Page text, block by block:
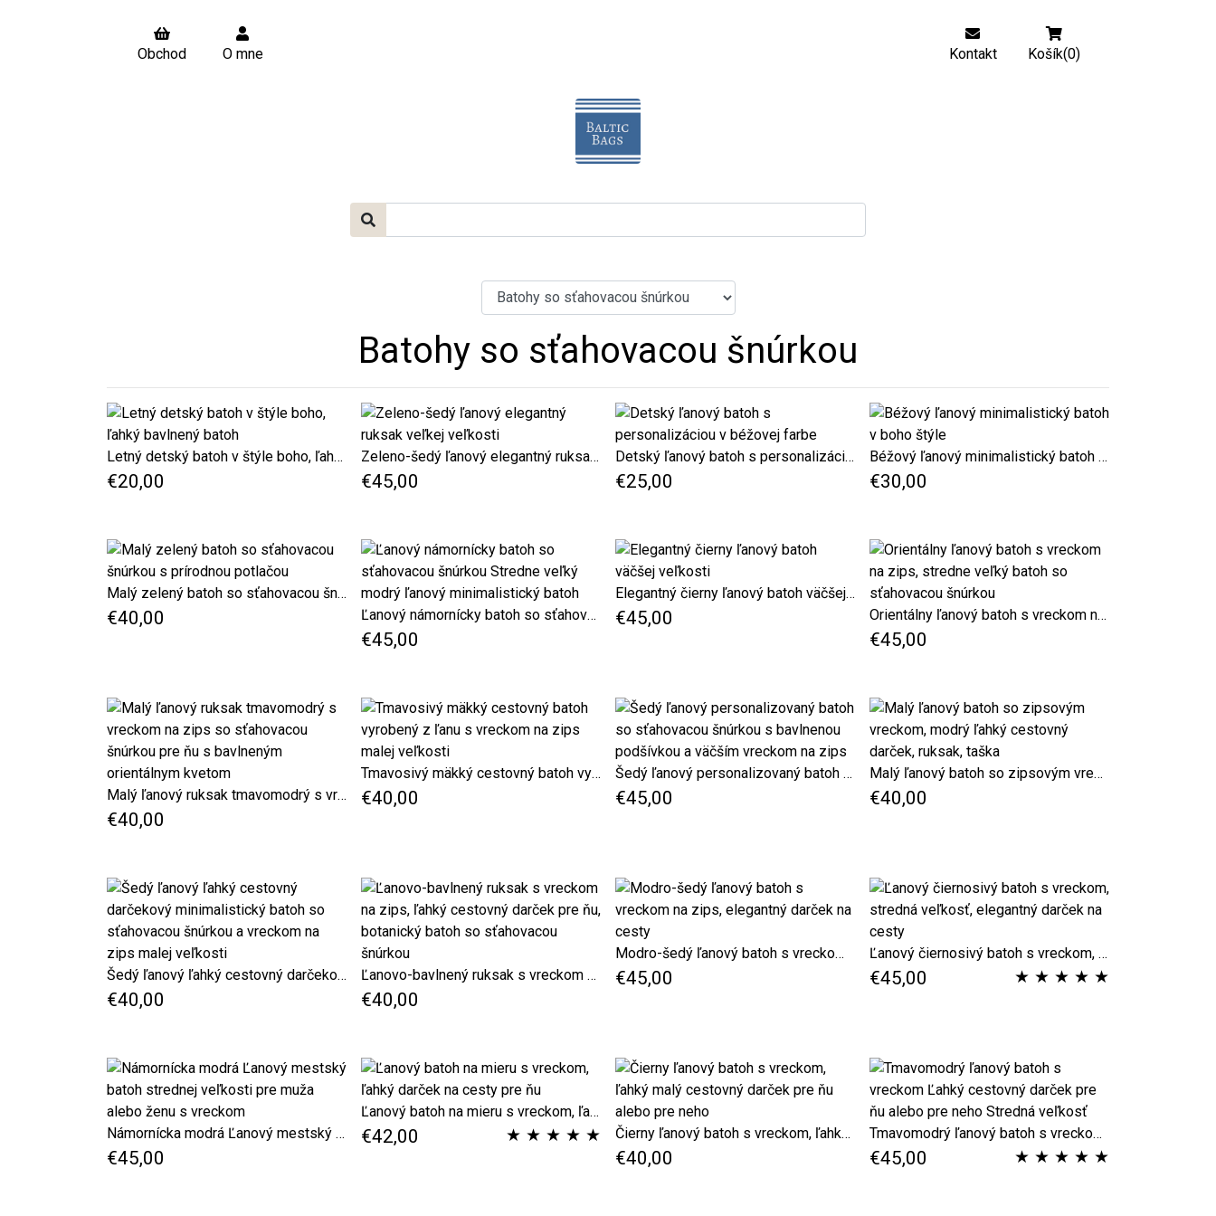
Obchod O mne Kontakt Košík(0)
Batohy so sťahovacou šnúrkou
Letný detský batoh v štýle boho, ľahký bavlnený batoh
€20,00
Zeleno-šedý ľanový elegantný ruksak veľkej veľkosti
€45,00
Detský ľanový batoh s personalizáciou v béžovej farbe
€25,00
Béžový ľanový minimalistický batoh v boho štýle
€30,00
Malý zelený batoh so sťahovacou šnúrkou s prírodnou potlačou
€40,00 Ľanový námornícky batoh so sťahovacou šnúrkou Stredne veľký modrý ľanový minimalistický batoh
€45,00
Elegantný čierny ľanový batoh väčšej veľkosti
€45,00 Orientálny ľanový batoh s vreckom na zips, stredne veľký batoh so sťahovacou šnúrkou
€45,00
Malý ľanový ruksak tmavomodrý s vreckom na zips so sťahovacou šnúrkou pre ňu s bavlneným orientálnym kvetom
€40,00
Tmavosivý mäkký cestovný batoh vyrobený z ľanu s vreckom na zips malej veľkosti
€40,00
Šedý ľanový personalizovaný batoh so sťahovacou šnúrkou s bavlnenou podšívkou a väčším vreckom na zips
€45,00
Malý ľanový batoh so zipsovým vreckom, modrý ľahký cestovný darček, ruksak, taška
€40,00
Šedý ľanový ľahký cestovný darčekový minimalistický batoh so sťahovacou šnúrkou a vreckom na zips malej veľkosti
€40,00
Ľanovo-bavlnený ruksak s vreckom na zips, ľahký cestovný darček pre ňu, botanický batoh so sťahovacou šnúrkou
€40,00
Modro-šedý ľanový batoh s vreckom na zips, elegantný darček na cesty
€45,00
Ľanový čiernosivý batoh s vreckom, stredná veľkosť, elegantný darček na cesty
€45,00 ★ ★ ★ ★ ★
Námornícka modrá Ľanový mestský batoh strednej veľkosti pre muža alebo ženu s vreckom
€45,00
Ľanový batoh na mieru s vreckom, ľahký darček na cesty pre ňu
€42,00 ★ ★ ★ ★ ★ Čierny ľanový batoh s vreckom, ľahký malý cestovný darček pre ňu alebo pre neho
€40,00
Tmavomodrý ľanový batoh s vreckom Ľahký cestovný darček pre ňu alebo pre neho Stredná veľkosť
€45,00 ★ ★ ★ ★ ★